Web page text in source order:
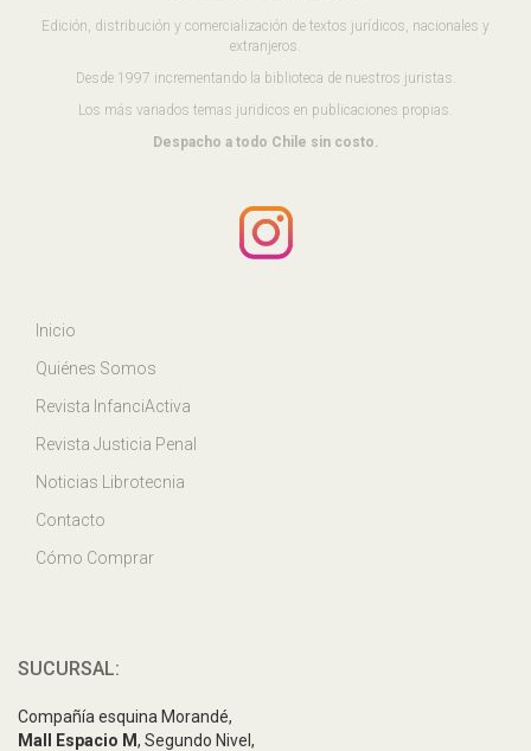
Edición, distribución y comercialización de textos jurídicos, nacionales y
extranjeros.
Desde 1997 incrementando la biblioteca de nuestros juristas.
Los más variados temas juridicos en publicaciones propias.
Despacho a todo Chile sin costo.
Inicio
Quiénes Somos
Revista InfanciActiva
Revista Justicia Penal
Noticias Librotecnia
Contacto
Cómo Comprar
SUCURSAL:
Compañía esquina Morandé,
Mall Espacio M, Segundo Nivel,